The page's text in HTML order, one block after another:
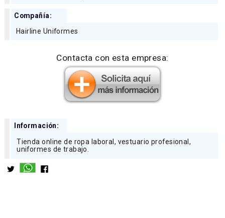
Compañía:
Hairline Uniformes
Contacta con esta empresa:
Información:
Tienda online de ropa laboral, vestuario profesional,
uniformes de trabajo.